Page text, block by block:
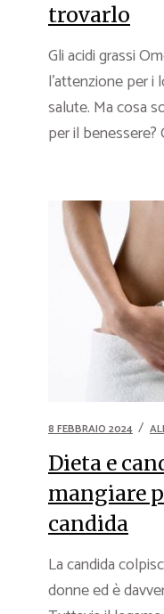
trovarlo
Gli acidi grassi
l’attenzione per
salute. Ma cosa
per il benessere?
8 FEBBRAIO 2024
Dieta e
mangiare
candida
La candida
donne ed è